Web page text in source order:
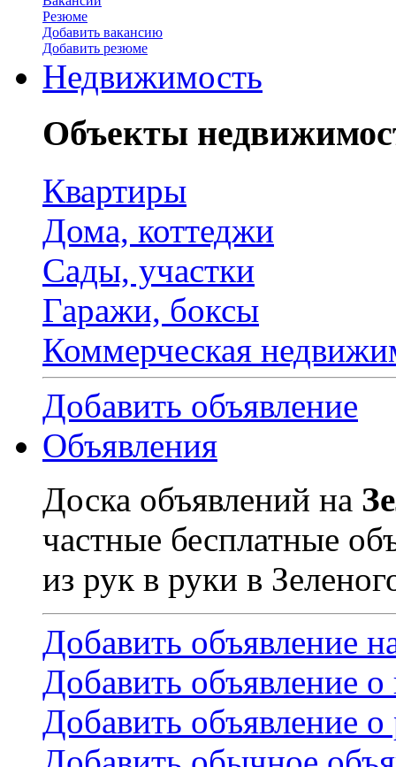
Резюме
Добавить вакансию
Добавить резюме
Недвижимость
Объекты
Квартиры
Дома, коттеджи
Сады, участки
Гаражи, боксы
Коммерческая
Добавить объявление
Объявления
Доска объявлений на
частные бесплатные
из рук в руки в
Добавить объявление
Добавить объявление
Добавить объявление о